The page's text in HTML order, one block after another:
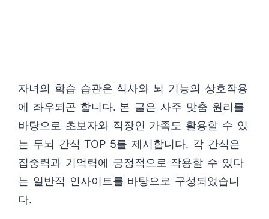
자녀의 학습 습관은 식사와 뇌 기능의 상호작용
에 좌우되곤 합니다. 본 글은 사주 맞춤 원리를
바탕으로 초보자와 직장인 가족도 활용할 수 있
는 두뇌 간식 TOP 5를 제시합니다. 각 간식은
집중력과 기억력에 긍정적으로 작용할 수 있다
는 일반적 인사이트를 바탕으로 구성되었습니
다.